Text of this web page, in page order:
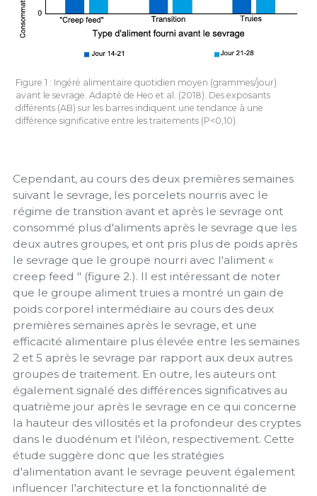
Figure 1 : Ingéré alimentaire quotidien moyen (grammes/jour)
avant le sevrage. Adapté de Heo et al. (2018). Des exposants
différents (AB) sur les barres indiquent une tendance à une
différence significative entre les traitements (P<0,10).
Cependant, au cours des deux premières semaines
suivant le sevrage, les porcelets nourris avec le
régime de transition avant et après le sevrage ont
consommé plus d'aliments après le sevrage que les
deux autres groupes, et ont pris plus de poids après
le sevrage que le groupe nourri avec l'aliment «
creep feed " (figure 2.). Il est intéressant de noter
que le groupe aliment truies a montré un gain de
poids corporel intermédiaire au cours des deux
premières semaines après le sevrage, et une
efficacité alimentaire plus élevée entre les semaines
2 et 5 après le sevrage par rapport aux deux autres
groupes de traitement. En outre, les auteurs ont
également signalé des différences significatives au
quatrième jour après le sevrage en ce qui concerne
la hauteur des villosités et la profondeur des cryptes
dans le duodénum et l'iléon, respectivement. Cette
étude suggère donc que les stratégies
d'alimentation avant le sevrage peuvent également
influencer l'architecture et la fonctionnalité de